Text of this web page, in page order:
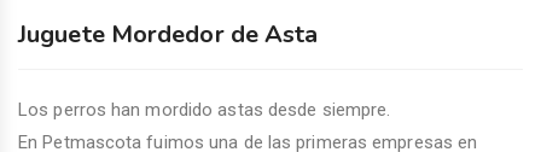
Juguete Mordedor de Asta
Los perros han mordido astas desde siempre.
En Petmascota fuimos una de las primeras empresas en